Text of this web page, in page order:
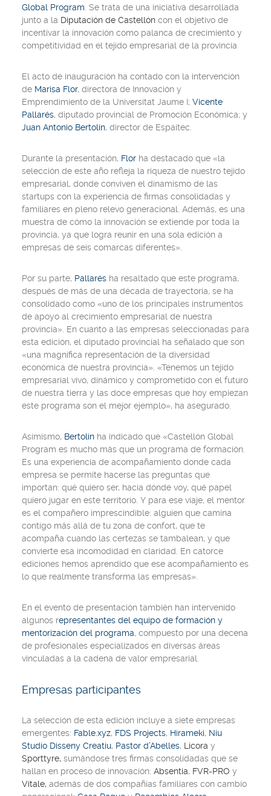
Global Program . Se trata de una iniciativa desarrollada
junto a la Diputación de Castellón con el objetivo de
incentivar la innovación como palanca de crecimiento y
competitividad en el tejido empresarial de la provincia
El acto de inauguración ha contado con la intervención
de Marisa Flor, directora de Innovación y
Emprendimiento de la Universitat Jaume I; Vicente
Pallarés, diputado provincial de Promoción Económica; y
Juan Antonio Bertolín, director de Espaitec.
Durante la presentación, Flor ha destacado que «la
selección de este año refleja la riqueza de nuestro tejido
empresarial, donde conviven el dinamismo de las
startups con la experiencia de firmas consolidadas y
familiares en pleno relevo generacional. Además, es una
muestra de cómo la innovación se extiende por toda la
provincia, ya que logra reunir en una sola edición a
empresas de seis comarcas diferentes».
Por su parte, Pallarés ha resaltado que este programa,
después de más de una década de trayectoria, se ha
consolidado como «uno de los principales instrumentos
de apoyo al crecimiento empresarial de nuestra
provincia». En cuanto a las empresas seleccionadas para
esta edición, el diputado provincial ha señalado que son
«una magnífica representación de la diversidad
económica de nuestra provincia». «Tenemos un tejido
empresarial vivo, dinámico y comprometido con el futuro
de nuestra tierra y las doce empresas que hoy empiezan
este programa son el mejor ejemplo», ha asegurado.
Asimismo, Bertolín ha indicado que «Castellón Global
Program es mucho más que un programa de formación.
Es una experiencia de acompañamiento donde cada
empresa se permite hacerse las preguntas que
importan: qué quiero ser, hacia dónde voy, qué papel
quiero jugar en este territorio. Y para ese viaje, el mentor
es el compañero imprescindible: alguien que camina
contigo más allá de tu zona de confort, que te
acompaña cuando las certezas se tambalean, y que
convierte esa incomodidad en claridad. En catorce
ediciones hemos aprendido que ese acompañamiento es
lo que realmente transforma las empresas».
En el evento de presentación también han intervenido
algunos representantes del equipo de formación y
mentorización del programa, compuesto por una decena
de profesionales especializados en diversas áreas
vinculadas a la cadena de valor empresarial.
Empresas participantes
La selección de esta edición incluye a siete empresas
emergentes: Fable.xyz, FDS Projects, Hirameki, Niu
Studio Disseny Creatiu, Pastor d’Abelles, Licora y
Sporttyre, sumándose tres firmas consolidadas que se
hallan en proceso de innovación: Absentia, FVR-PRO y
Vitale, además de dos compañías familiares con cambio